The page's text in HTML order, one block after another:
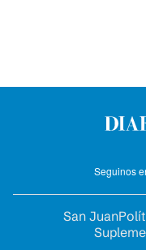
Seguinos
San Juan